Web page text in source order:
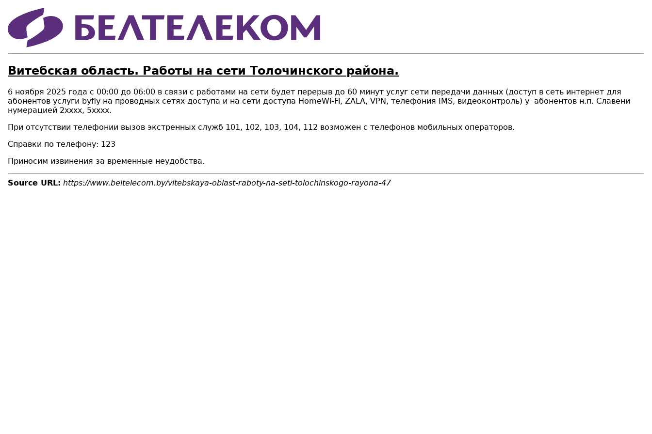
Витебская область. Работы на сети Толочинского района.
6 ноября 2025 года с 00:00 до 06:00 в связи с работами на сети будет перерыв до 60 минут услуг сети передачи данных (доступ в сеть интернет для
абонентов услуги byfly на проводных сетях доступа и на сети доступа HomeWi-Fi, ZALA, VPN, телефония IMS, видеоконтроль) у абонентов н.п. Славени
нумерацией 2хххх, 5хххх.
При отсутствии телефонии вызов экстренных служб 101, 102, 103, 104, 112 возможен с телефонов мобильных операторов.
Справки по телефону: 123
Приносим извинения за временные неудобства.
Source URL: https://www.beltelecom.by/vitebskaya-oblast-raboty-na-seti-tolochinskogo-rayona-47